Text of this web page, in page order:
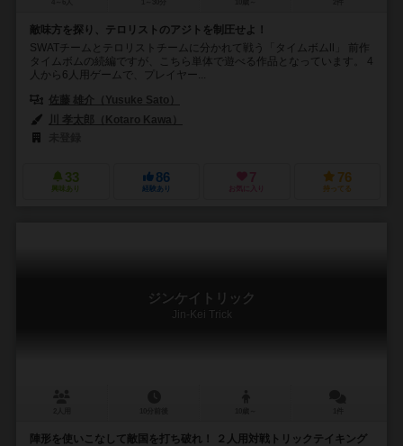
敵味方を探り、テロリストのアジトを制圧せよ！
SWATチームとテロリストチームに分かれて戦う「タイムボムⅡ」 前作
タイムボムの続編ですが、こちら単体で遊べる作品となっています。 4
人から6人用ゲームで、プレイヤー...
佐藤 雄介（Yusuke Sato）
川 孝太郎（Kotaro Kawa）
33
興味あり
86
経験あり
7
お気に入り
76
持ってる
ジンケイトリック
Jin-Kei Trick
陣形を使いこなして敵国を打ち破れ！ ２人用対戦トリックテイキング